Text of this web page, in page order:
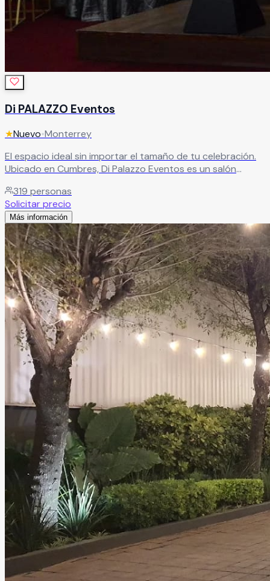
Di PALAZZO Eventos
★Nuevo•Monterrey
El espacio ideal sin importar el tamaño de tu celebración.
Ubicado en Cumbres, Di Palazzo Eventos es un salón
personas, perfecto para eventos íntimos y grandes
celebraciones por igual.
319 personas
Solicitar precio
Más información